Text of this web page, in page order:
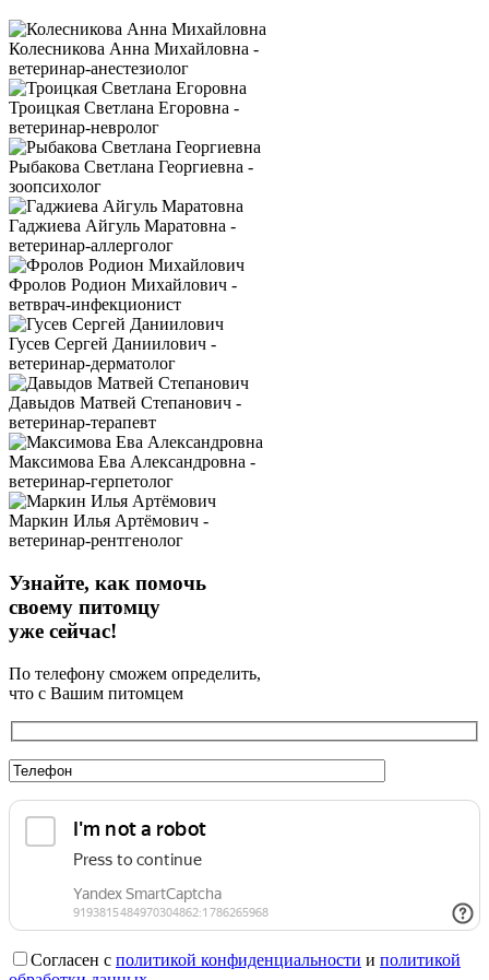
Колесникова Анна Михайловна -
ветеринар-анестезиолог
Троицкая Светлана Егоровна -
ветеринар-невролог
Рыбакова Светлана Георгиевна -
зоопсихолог
Гаджиева Айгуль Маратовна -
ветеринар-аллерголог
Фролов Родион Михайлович -
ветврач-инфекционист
Гусев Сергей Даниилович -
ветеринар-дерматолог
Давыдов Матвей Степанович -
ветеринар-терапевт
Максимова Ева Александровна -
ветеринар-герпетолог
Маркин Илья Артёмович -
ветеринар-рентгенолог
Узнайте, как помочь
своему питомцу
уже сейчас!
По телефону сможем определить,
что с Вашим питомцем
Согласен с политикой конфиденциальности и политикой